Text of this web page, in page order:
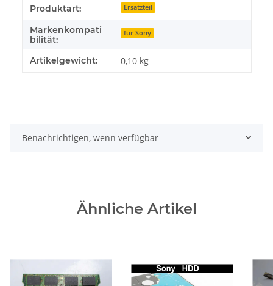
Produkteigenschaft
Wert
Produktart: Ersatzteil
Markenkompati
bilität:
für Sony
Artikelgewicht: 0,10 kg
Benachrichtigen, wenn verfügbar
Ähnliche Artikel